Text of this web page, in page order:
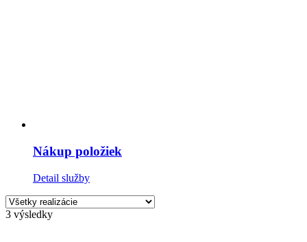
Nákup položiek
Detail služby
3 výsledky